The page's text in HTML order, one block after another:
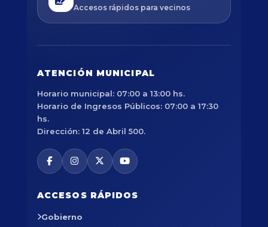
Accesos rápidos para vecinos
ATENCIÓN MUNICIPAL
Horario municipal: 07:00 a 13:00 hs.
Horario de Ingresos Públicos: 07:00 a 17:30
hs.
Dirección: 12 de Abril 500.
ACCESOS RÁPIDOS
Gobierno